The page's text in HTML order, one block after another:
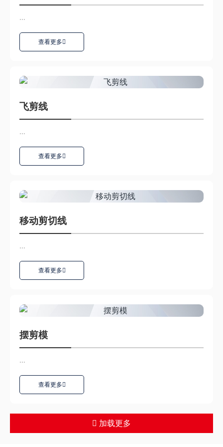
...
查看更多
飞剪线
...
查看更多
移动剪切线
...
查看更多
摆剪模
...
查看更多
加载更多